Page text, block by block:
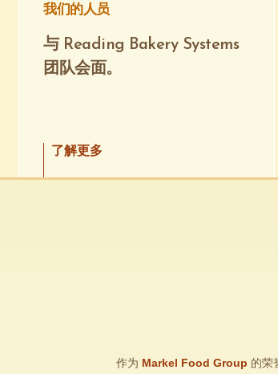
我们的人员
与 Reading Bakery Systems
团队会面。
了解更多
作为 Markel Food Group 的荣